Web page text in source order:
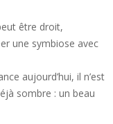
être droit,
une symbiose avec
aujourd’hui, il n’est
sombre : un beau